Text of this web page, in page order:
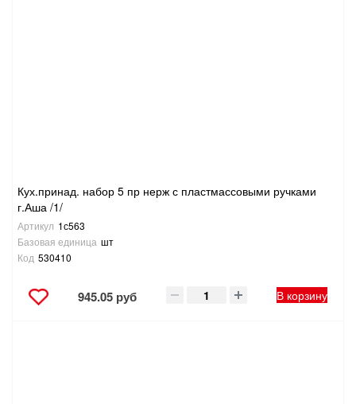
Кух.принад. набор 5 пр нерж с пластмассовыми ручками
г.Аша /1/
Артикул 1с563
Базовая единица шт
Код 530410
945.05 руб В корзину